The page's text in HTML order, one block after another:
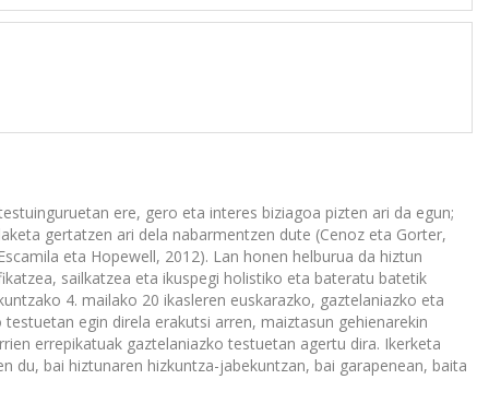
ere, gero eta interes biziagoa pizten ari da egun;
gertatzen ari dela nabarmentzen dute (Cenoz eta Gorter,
eta Hopewell, 2012). Lan honen helburua da hiztun
sailkatzea eta ikuspegi holistiko eta bateratu batetik
4. mailako 20 ikasleren euskarazko, gaztelaniazko eta
egin direla erakutsi arren, maiztasun gehienarekin
errepikatuak gaztelaniazko testuetan agertu dira. Ikerketa
du, bai hiztunaren hizkuntza-jabekuntzan, bai garapenean, baita